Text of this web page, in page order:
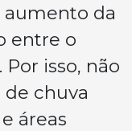
aumento da
entre o
isso, não
chuva
áreas